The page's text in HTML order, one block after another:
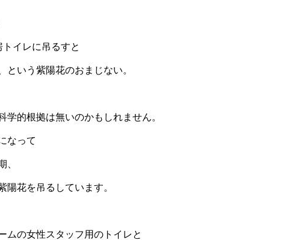
イレに吊るすと
という紫陽花のおまじない。
学的根拠は無いのかもしれません。
なって
、
陽花を吊るしています。
ムの女性スタッフ用のトイレと